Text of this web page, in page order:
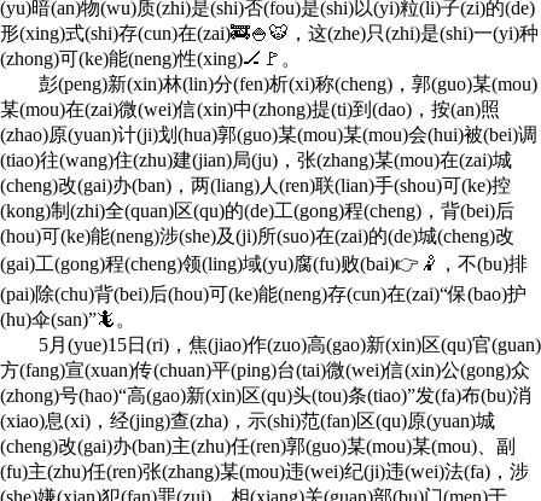
(yu)暗(an)物(wu)质(zhi)是(shi)否(fou)是(shi)以(yi)粒(li)子(zi)的(de)
形(xing)式(shi)存(cun)在(zai)🚒🍚🐯，这(zhe)只(zhi)是(shi)一(yi)种
(zhong)可(ke)能(neng)性(xing)🏒🚩。
彭(peng)新(xin)林(lin)分(fen)析(xi)称(cheng)，郭(guo)某(mou)
某(mou)在(zai)微(wei)信(xin)中(zhong)提(ti)到(dao)，按(an)照
(zhao)原(yuan)计(ji)划(hua)郭(guo)某(mou)某(mou)会(hui)被(bei)调
(tiao)往(wang)住(zhu)建(jian)局(ju)，张(zhang)某(mou)在(zai)城
(cheng)改(gai)办(ban)，两(liang)人(ren)联(lian)手(shou)可(ke)控
(kong)制(zhi)全(quan)区(qu)的(de)工(gong)程(cheng)，背(bei)后
(hou)可(ke)能(neng)涉(she)及(ji)所(suo)在(zai)的(de)城(cheng)改
(gai)工(gong)程(cheng)领(ling)域(yu)腐(fu)败(bai)👉🤾，不(bu)排
(pai)除(chu)背(bei)后(hou)可(ke)能(neng)存(cun)在(zai)“保(bao)护
(hu)伞(san)”🦎。
5月(yue)15日(ri)，焦(jiao)作(zuo)高(gao)新(xin)区(qu)官(guan)
方(fang)宣(xuan)传(chuan)平(ping)台(tai)微(wei)信(xin)公(gong)众
(zhong)号(hao)“高(gao)新(xin)区(qu)头(tou)条(tiao)”发(fa)布(bu)消
(xiao)息(xi)，经(jing)查(zha)，示(shi)范(fan)区(qu)原(yuan)城
(cheng)改(gai)办(ban)主(zhu)任(ren)郭(guo)某(mou)某(mou)、副
(fu)主(zhu)任(ren)张(zhang)某(mou)违(wei)纪(ji)违(wei)法(fa)，涉
(she)嫌(xian)犯(fan)罪(zui)。相(xiang)关(guan)部(bu)门(men)于